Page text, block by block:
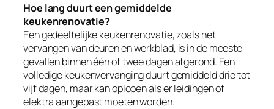
Hoe lang duurt een gemiddelde
keukenrenovatie?
Een gedeeltelijke keukenrenovatie, zoals het
vervangen van deuren en werkblad, is in de meeste
gevallen binnen één of twee dagen afgerond. Een
volledige keukenvervanging duurt gemiddeld drie tot
vijf dagen, maar kan oplopen als er leidingen of
elektra aangepast moeten worden.